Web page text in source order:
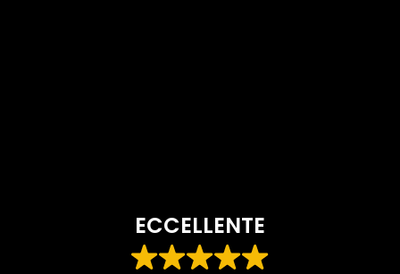
ECCELLENTE